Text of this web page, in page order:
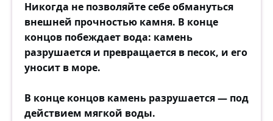
Никогда не позволяйте себе обмануться
внешней прочностью камня. В конце
концов побеждает вода: камень
разрушается и превращается в песок, и его
уносит в море.
В конце концов камень разрушается — под
действием мягкой воды.